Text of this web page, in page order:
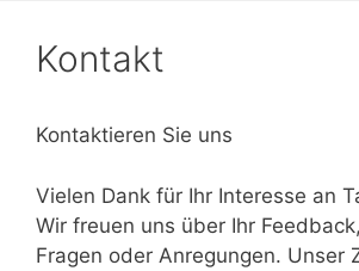
Kontakt
Kontaktieren Sie uns
Vielen Dank für Ihr Interesse an
Wir freuen uns über Ihr
Fragen oder Anregungen. Unser